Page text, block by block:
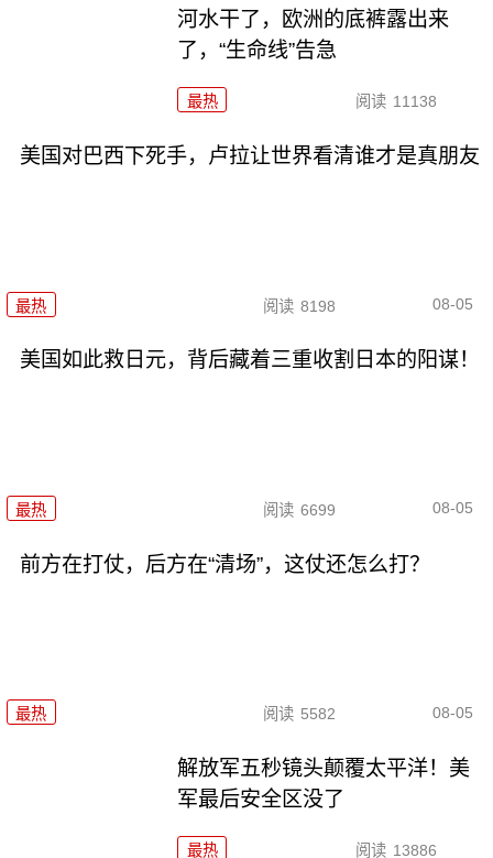
河水干了，欧洲的底裤露出来
了，“生命线”告急
最热 阅读 11138
美国对巴西下死手，卢拉让世界看清谁才是真朋友
最热 阅读 8198 08-05
美国如此救日元，背后藏着三重收割日本的阳谋！
最热 阅读 6699 08-05
前方在打仗，后方在“清场”，这仗还怎么打？
最热 阅读 5582 08-05
解放军五秒镜头颠覆太平洋！美
军最后安全区没了
最热 阅读 13886